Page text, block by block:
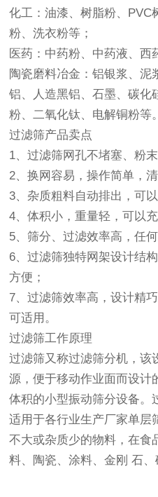
化工：油漆、树脂粉、PVC
粉、洗衣粉等；
医药：中药粉、中药液、西
陶瓷磨料冶金：铝银浆、泥
铝、人造黑铝、石墨、碳化
粉、二氧化钛、电解铜粉等。
过滤筛产品卖点
1、过滤筛网孔不堵塞、粉
2、换网容易，操作简单，清
3、杂质粗料自动排出，可
4、体积小，重量轻，可以
5、筛分、过滤效率高，任
6、过滤筛独特网架设计结
方便；
7、过滤筛效率高，设计精
可适用。
过滤筛工作原理
过滤筛又称过滤筛分机 ，该
源，便于移动作业面而设计
体积的小型振动筛分设备。
适用于各行业生产厂家单层
不大或杂质少的物料，在食
料、陶瓷、涂料、金刚 石、